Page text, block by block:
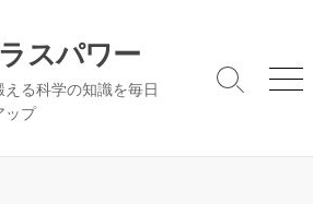
スパワー
る科学の知識を毎日
ップ
検
メ